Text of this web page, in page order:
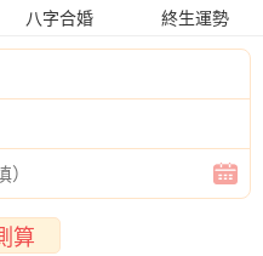
八字合婚 終生運勢
算